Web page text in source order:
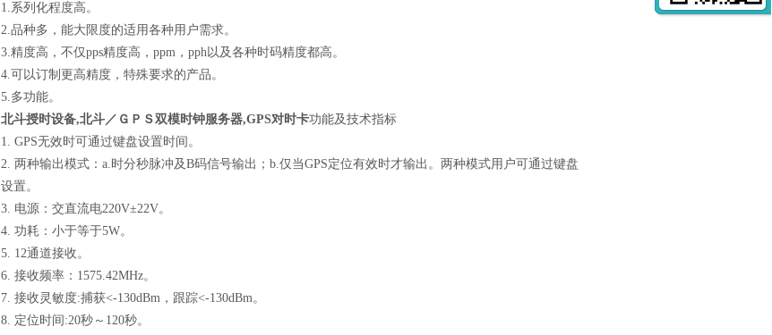
1.系列化程度高。
2.品种多，能大限度的适用各种用户需求。
3.精度高，不仅pps精度高，ppm，pph以及各种时码精度都高。
4.可以订制更高精度，特殊要求的产品。
5.多功能。
北斗授时设备,北斗／ＧＰＳ双模时钟服务器,GPS对时卡功能及技术指标
1. GPS无效时可通过键盘设置时间。
2. 两种输出模式：a.时分秒脉冲及B码信号输出；b.仅当GPS定位有效时才输出。两种模式用户可通过键盘
设置。
3. 电源：交直流电220V±22V。
4. 功耗：小于等于5W。
5. 12通道接收。
6. 接收频率：1575.42MHz。
7. 接收灵敏度:捕获<-130dBm，跟踪<-130dBm。
8. 定位时间:20秒～120秒。